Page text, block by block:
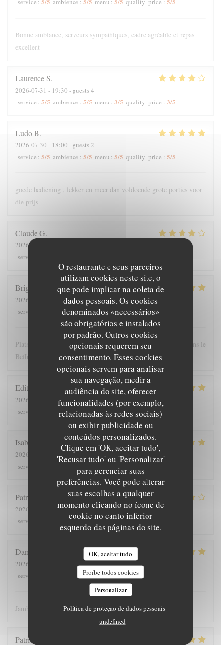
O restaurante e seus parceiros
utilizam cookies neste site, o
que pode implicar na coleta de
dados pessoais. Os cookies
denominados «necessários»
são obrigatórios e instalados
por padrão. Outros cookies
opcionais requerem seu
consentimento. Esses cookies
opcionais servem para analisar
sua navegação, medir a
audiência do site, oferecer
funcionalidades (por exemplo,
relacionadas às redes sociais)
ou exibir publicidade ou
conteúdos personalizados.
Clique em 'OK, aceitar tudo',
'Recusar tudo' ou 'Personalizar'
para gerenciar suas
preferências. Você pode alterar
suas escolhas a qualquer
momento clicando no ícone de
cookie no canto inferior
esquerdo das páginas do site.
OK, aceitar tudo
Proíbe todos cookies
Personalizar
Política de proteção de dados pessoais
undefined
service : ambience : menu : quality_price :
Bonne ambiance, serveurs sympathiques, cadre agréable et repas
excellent
Laurence S
2026-07-31 - 19:30 - guests 4
service : 5/5 ambience : 5/5 menu : 3/5 quality_price : 3/5
LudoB
2026-07-30 - 18:00 - guests 2
service : 5/5 ambience : 5/5 menu : 5/5 quality_price : 5/5
goede bediening , lekker en meer dan voldoende grote porties voor
die prijs
ClaudeG
2026-08-01
service
Brigitte
2026-07-28
- 12:00 - guests 4
service
ambience:5/5 menu : 5/5 quality_price
Plats copieux et personnel très sympathique. Nous recommandons le
Beffroi !
Edith
2026-07-26
- 19:00 - guests 8
service
ambience:4/5 menu: 5/5 quality_price
Isabelle
2026-07-25
- 12:30 - guests 7
service
/5
Patrick
2026-07-23
- 20:00 - guests 2
service
ambience:5/5 menu:4/5 quality_price
Damien
2026-07-18
- 14:30 - guests 4
service
ambience 5/5 menu:5/5 quality_price
Jambonneau excellent !
Patrick